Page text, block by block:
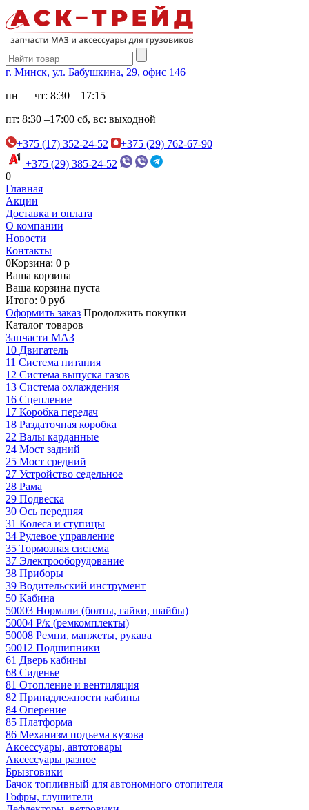
г. Минск, ул. Бабушкина, 29, офис 146
пн — чт: 8:30 – 17:15
пт: 8:30 –17:00 сб, вс: выходной
+375 (17) 352-24-52
+375 (29) 762-67-90
+375 (29) 385-24-52
0
Главная
Акции
Доставка и оплата
О компании
Новости
Контакты
0Корзина: 0 р
Ваша корзина
Ваша корзина пуста
Итого: 0 руб
Оформить заказ Продолжить покупки
Каталог товаров
Запчасти МАЗ
10 Двигатель
11 Система питания
12 Система выпуска газов
13 Система охлаждения
16 Сцепление
17 Коробка передач
18 Раздаточная коробка
22 Валы карданные
24 Мост задний
25 Мост средний
27 Устройство седельное
28 Рама
29 Подвеска
30 Ось передняя
31 Колеса и ступицы
34 Рулевое управление
35 Тормозная система
37 Электрооборудование
38 Приборы
39 Водительский инструмент
50 Кабина
50003 Нормали (болты, гайки, шайбы)
50004 Р/к (ремкомплекты)
50008 Ремни, манжеты, рукава
50012 Подшипники
61 Дверь кабины
68 Сиденье
81 Отопление и вентиляция
82 Принадлежности кабины
84 Оперение
85 Платформа
86 Механизм подъема кузова
Аксессуары, автотовары
Аксессуары разное
Брызговики
Бачок топливный для автономного отопителя
Гофры, глушители